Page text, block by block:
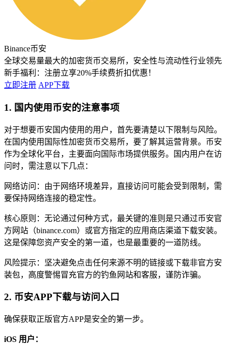
Binance币安
全球交易量最大的加密货币交易所，安全性与流动性行业领先
新手福利： 注册立享20%手续费折扣优惠！
立即注册 APP下载
1. 国内使用币安的注意事项
对于想要币安国内使用的用户，首先要清楚以下限制与风险。
在国内使用国际性加密货币交易所，要了解其运营背景。币安
作为全球化平台，主要面向国际市场提供服务。国内用户在访
问时，需注意以下几点：
网络访问：由于网络环境差异，直接访问可能会受到限制，需
要保持网络连接的稳定性。
核心原则：无论通过何种方式，最关键的准则是只通过币安官
方网站（binance.com）或官方指定的应用商店渠道下载安装。
这是保障您资产安全的第一道，也是最重要的一道防线。
风险提示：坚决避免点击任何来源不明的链接或下载非官方安
装包，高度警惕冒充官方的钓鱼网站和客服，谨防诈骗。
2. 币安APP下载与访问入口
确保获取正版官方APP是安全的第一步。
iOS 用户：